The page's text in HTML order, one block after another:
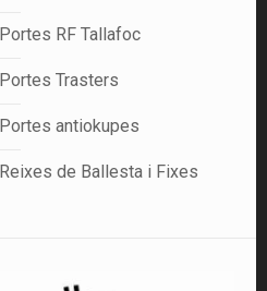
Portes RF Tallafoc
Portes Trasters
Portes antiokupes
Reixes de Ballesta i Fixes